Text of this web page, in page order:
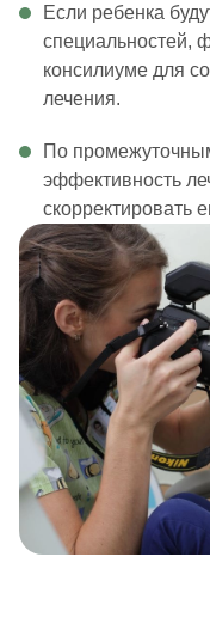
Если ребенка
специальностей,
консилиуме для
лечения.
По
эффективность
скорректировать